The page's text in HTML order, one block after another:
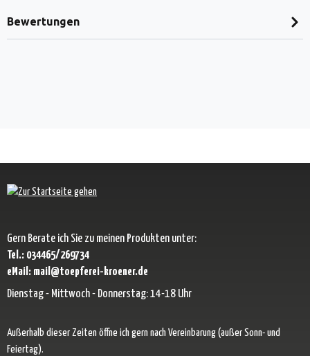
Bewertungen
Gern Berate ich Sie zu meinen Produkten unter:
Tel.: 034465/269734
eMail: mail@toepferei-kroener.de
Dienstag - Mittwoch - Donnerstag: 14-18 Uhr
Außerhalb dieser Zeiten öffne ich gern nach Vereinbarung (außer Sonn- und
Feiertag).